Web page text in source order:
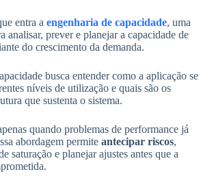
entra a engenharia de capacidade, uma
analisar, prever e planejar a capacidade de
do crescimento da demanda.
busca entender como a aplicação se
níveis de utilização e quais são os
que sustenta o sistema.
quando problemas de performance já
abordagem permite antecipar riscos,
saturação e planejar ajustes antes que a